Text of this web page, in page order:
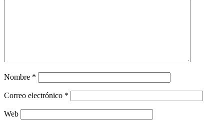
Nombre *
Correo electrónico *
Web